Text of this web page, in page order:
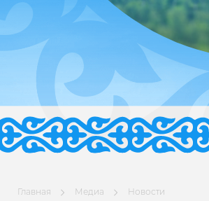
Главная Медиа Новости